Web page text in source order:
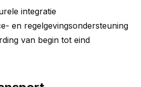
integratie
en regelgevingsondersteuning
van begin tot eind